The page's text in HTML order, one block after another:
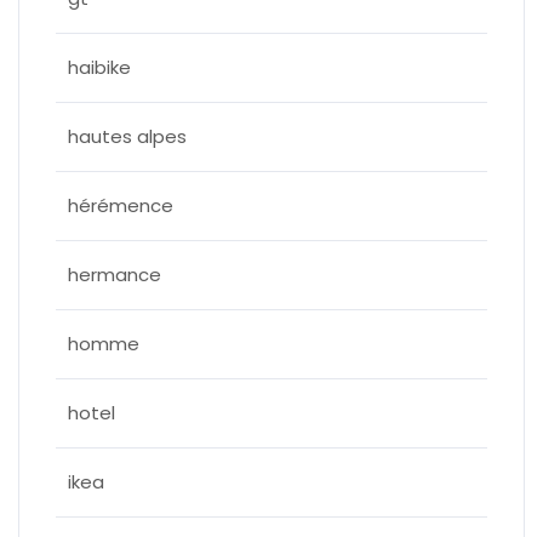
haibike
hautes alpes
hérémence
hermance
homme
hotel
ikea